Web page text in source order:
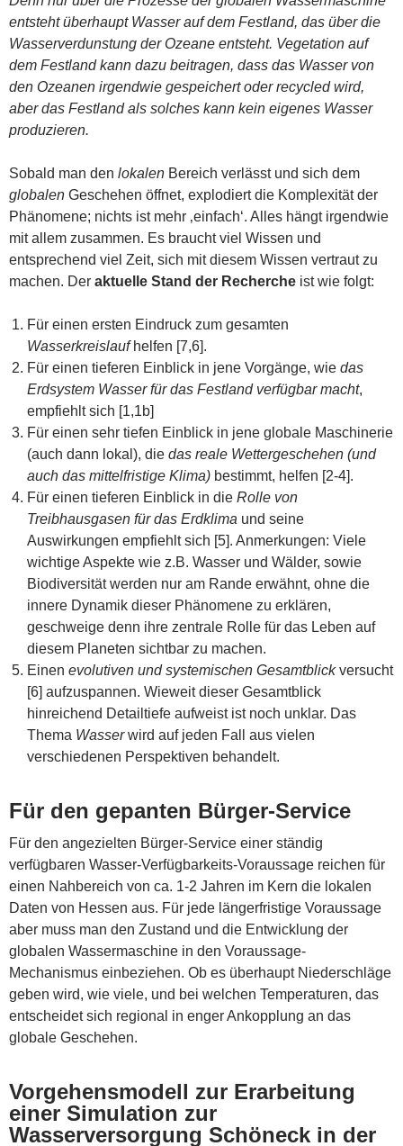
entsteht überhaupt Wasser auf dem Festland, das über die
Wasserverdunstung der Ozeane entsteht. Vegetation auf
dem Festland kann dazu beitragen, dass das Wasser von
den Ozeanen irgendwie gespeichert oder recycled wird,
aber das Festland als solches kann kein eigenes Wasser
produzieren.
Sobald man den lokalen Bereich verlässt und sich dem
globalen Geschehen öffnet, explodiert die Komplexität der
Phänomene; nichts ist mehr ‚einfach‘. Alles hängt irgendwie
mit allem zusammen. Es braucht viel Wissen und
entsprechend viel Zeit, sich mit diesem Wissen vertraut zu
machen. Der aktuelle Stand der Recherche ist wie folgt:
Für einen ersten Eindruck zum gesamten
Wasserkreislaufhelfen [7,6].
Für einen tieferen Einblick in jene Vorgänge, wie das
Erdsystem Wasser für das Festland verfügbar macht,
empfiehlt sich [1,1b]
Für einen sehr tiefen Einblick in jene globale Maschinerie
(auch dann lokal), die das reale Wettergeschehen (und
auch das mittelfristige Klima) bestimmt, helfen [2-4].
Für einen tieferen Einblick in die Rolle von
Treibhausgasen für das Erdklima und seine
Auswirkungen empfiehlt sich [5]. Anmerkungen: Viele
wichtige Aspekte wie z.B. Wasser und Wälder, sowie
Biodiversität werden nur am Rande erwähnt, ohne die
innere Dynamik dieser Phänomene zu erklären,
geschweige denn ihre zentrale Rolle für das Leben auf
diesem Planeten sichtbar zu machen.
Einen evolutiven und systemischen Gesamtblickversucht
[6] aufzuspannen. Wieweit dieser Gesamtblick
hinreichend Detailtiefe aufweist ist noch unklar. Das
Thema Wasserwird auf jeden Fall aus vielen
verschiedenen Perspektiven behandelt.
Für den gepanten Bürger-Service
Für den angezielten Bürger-Service einer ständig
verfügbaren Wasser-Verfügbarkeits-Voraussage reichen für
einen Nahbereich von ca. 1-2 Jahren im Kern die lokalen
Daten von Hessen aus. Für jede längerfristige Voraussage
aber muss man den Zustand und die Entwicklung der
globalen Wassermaschine in den Voraussage-
Mechanismus einbeziehen. Ob es überhaupt Niederschläge
geben wird, wie viele, und bei welchen Temperaturen, das
entscheidet sich regional in enger Ankopplung an das
globale Geschehen.
Vorgehensmodell zur Erarbeitung
einer Simulation zur
Wasserversorgung Schöneck in der